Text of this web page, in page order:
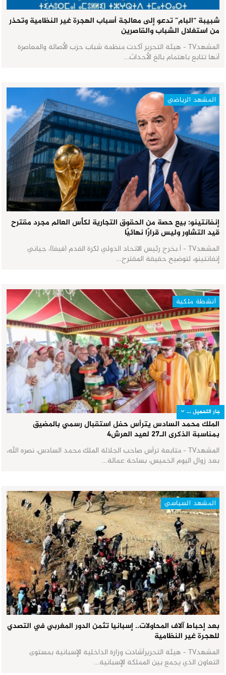
شبيبة “البام” تدعو إلى معالجة أسباب الهجرة غير النظامية وتحذر
من استغلال الشباب والقاصرين
المشهدTV - هيئة التحرير أكدت منظمة شباب حزب الأصالة والمعاصرة
أنها تتابع باهتمام بالغ الأحداث…
المشهد الرياضي
إنفانتينو: بيع حصة من الحقوق التجارية لكأس العالم مجرد مقترح
قيد التشاور وليس قرارًا نهائيًا
المشهدTV - أ.بخرج رئيس الاتحاد الدولي لكرة القدم (فيفا)، جياني
إنفانتينو، لتوضيح حقيقة المقترح…
أنشطة ملكية
الملك محمد السادس يترأس حفل استقبال رسمي بالمضيق
بمناسبة الذكرى الـ27 لعيد العرش٤
المشهدTV - متابعة ترأس صاحب الجلالة الملك محمد السادس، نصره الله،
بعد زوال اليوم الخميس، بساحة عمالة…
المشهد السياسي
بعد إحباط آلاف المحاولات.. إسبانيا تثمن الدور المغربي في التصدي
للهجرة غير النظامية
المشهدTV - هيئة التحريرأشادت وزارة الداخلية الإسبانية بمستوى
التعاون الذي يجمع بين المملكة الإسبانية…
جار التحميل ...